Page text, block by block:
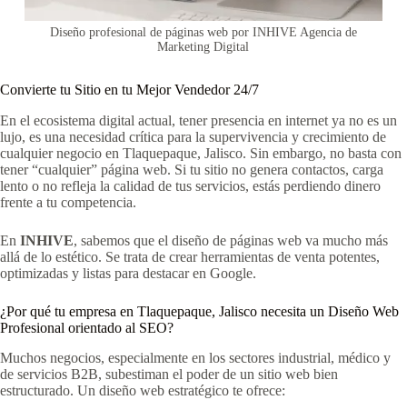
Diseño profesional de páginas web por INHIVE Agencia de
Marketing Digital
Convierte tu Sitio en tu Mejor Vendedor 24/7
En el ecosistema digital actual, tener presencia en internet ya no es un
lujo, es una necesidad crítica para la supervivencia y crecimiento de
cualquier negocio en Tlaquepaque, Jalisco. Sin embargo, no basta con
tener “cualquier” página web. Si tu sitio no genera contactos, carga
lento o no refleja la calidad de tus servicios, estás perdiendo dinero
frente a tu competencia.
En INHIVE, sabemos que el diseño de páginas web va mucho más
allá de lo estético. Se trata de crear herramientas de venta potentes,
optimizadas y listas para destacar en Google.
¿Por qué tu empresa en Tlaquepaque, Jalisco necesita un Diseño Web
Profesional orientado al SEO?
Muchos negocios, especialmente en los sectores industrial, médico y
de servicios B2B, subestiman el poder de un sitio web bien
estructurado. Un diseño web estratégico te ofrece: